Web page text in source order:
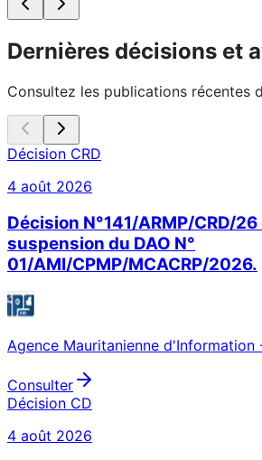
Dernières décisions et
Consultez les publications récentes
Décision CRD
4 août 2026
Décision N°141/ARMP/CRD/
suspension du DAO N°
01/AMI/CPMP/MCACRP/2026.
Agence Mauritanienne d'Information
Consulter
Décision CD
4 août 2026